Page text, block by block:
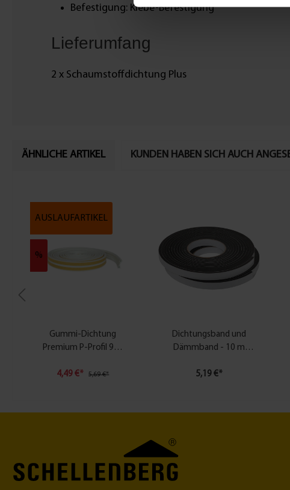
Befestigung: Klebe-Befestigung
Lieferumfang
2 x Schaumstoffdichtung Plus
ÄHNLICHE ARTIKEL KUNDEN HABEN SICH AUCH
AUSLAUFARTIKEL
%
Gummi-Dichtung
Premium P-Profil 9x5
4,49 €*
5,69 €*
Dichtungsband und
Dämmband - 10 m
5,19 €*